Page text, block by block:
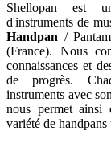
Shellopan est
d'instruments de
Handpan /
(France). Nous
connaissances et
de progrès.
instruments avec
nous permet ainsi
variété de